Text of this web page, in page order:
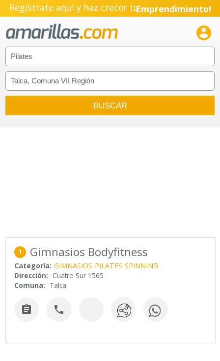
Regístrate aquí y haz crecer tuEmprendimiento!

1 Gimnasios Bodyfitness
Categoría: GIMNASIOS PILATES SPINNING
Dirección: Cuatro Sur 1565
Comuna: Talca
 